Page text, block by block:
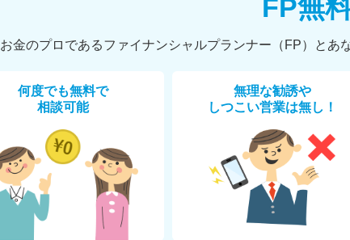
FP無
お金のプロであるファイナンシャルプランナー（FP）とあ
何度でも無料で
相談可能
無理な勧誘や
しつこい営業は無し！